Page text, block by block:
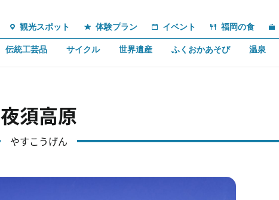
観光スポット 体験プラン イベント 福岡の食
伝統工芸品 サイクル 世界遺産 ふくおかあそび 温泉
夜須高原
やすこうげん